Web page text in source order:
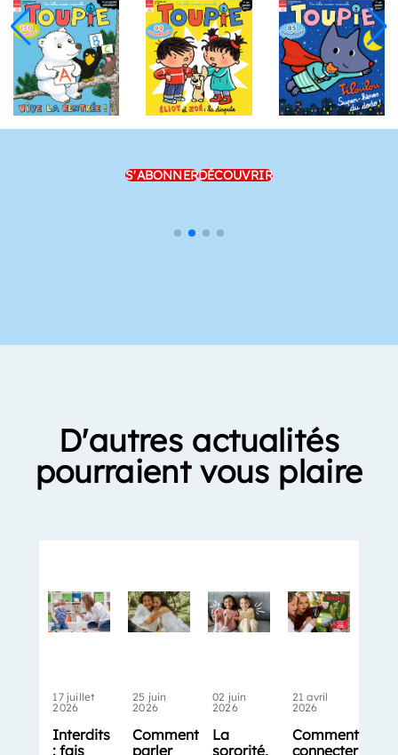
S'ABONNERDÉCOUVRIR
D'autres actualités
pourraient vous plaire
17 juillet
2026
Interdits
: fais
25 juin
2026
Comment
parler
02 juin
2026
La
sororité,
21 avril
2026
Comment
connecter